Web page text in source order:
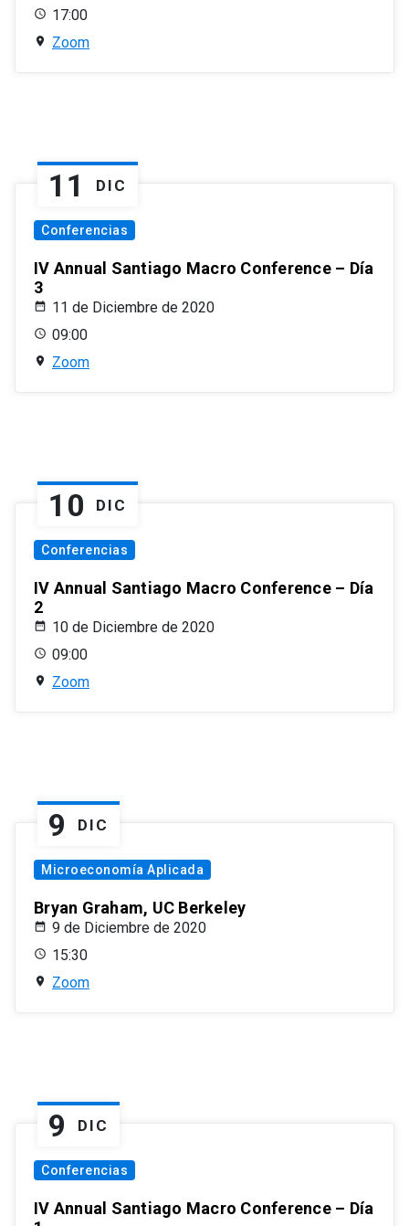
17:00
Zoom
11 DIC
Conferencias
IV Annual Santiago Macro Conference – Día
3
11 de Diciembre de 2020
09:00
Zoom
10 DIC
Conferencias
IV Annual Santiago Macro Conference – Día
2
10 de Diciembre de 2020
09:00
Zoom
9 DIC
Microeconomía Aplicada
Bryan Graham, UC Berkeley
9 de Diciembre de 2020
15:30
Zoom
9 DIC
Conferencias
IV Annual Santiago Macro Conference – Día